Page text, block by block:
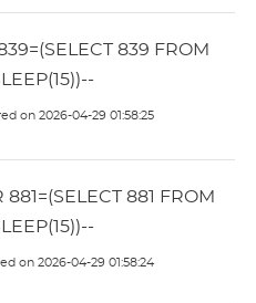
839 FROM
on 2026-04-29 01:58:25
881 FROM
on 2026-04-29 01:58:24